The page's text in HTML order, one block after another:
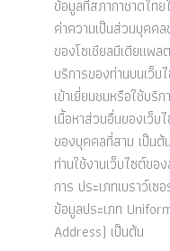
ข้อมูลที่สภากาชาดไท
ค่าความเป็นส่วนบุคค
ของโซเชียลมีเดียแพ
บริการของท่านบนเว็บ
เข้าเยี่ยมชมหรือใช้บริ
เนื้อหาส่วนอื่นของเว็
ของบุคคลที่สาม เป็นต้
ท่านใช้งานเว็บไซต์ขอ
การ ประเภทเบราว์เ
ข้อมูลประเภท
Address) เป็นต้น